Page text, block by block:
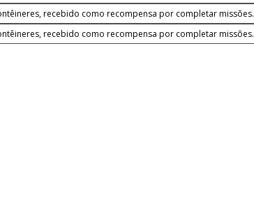
recebido como recompensa por completar missões.
recebido como recompensa por completar missões.